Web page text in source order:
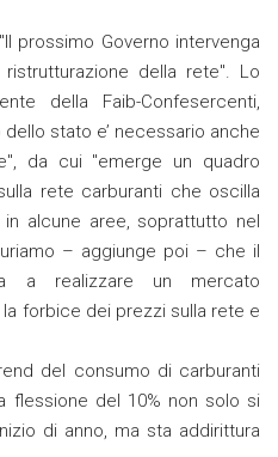
prossimo Governo intervenga
della rete". Lo
della Faib-Confesercenti,
stato e’ necessario anche
da cui "emerge un quadro
rete carburanti che oscilla
alcune aree, soprattutto nel
– aggiunge poi – che il
a realizzare un mercato
la forbice dei prezzi sulla rete e
del consumo di carburanti
flessione del 10% non solo si
di anno, ma sta addirittura